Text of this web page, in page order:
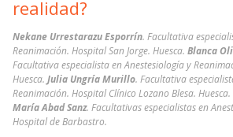
realidad?
Nekane Urrestarazu Esporrín. Facultativa
Reanimación. Hospital San Jorge. Huesca. Blanca
Facultativa especialista en Anestesiología y
Huesca. Julia Ungría Murillo. Facultativa
Reanimación. Hospital Clínico Lozano Blesa. Huesca.
María Abad Sanz. Facultativas especialistas en
Hospital de Barbastro.